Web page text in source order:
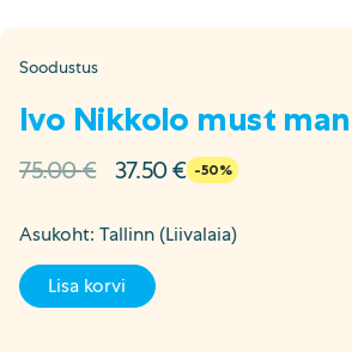
Soodustus
Ivo Nikkolo must
75.00€
Algne
oli:
75.00 €.
37.50€Current
is:
37.50 €.
-50%
Asukoht: Tallinn (Liivalaia)
Lisa korvi